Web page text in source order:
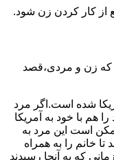
از کار کردن زن شود.
که زن و مردی،قصد
شده است.اگر مرد
هم با خود به آمریکا
است این مرد به
خانم را به همراه
که به آنجا رسیدند